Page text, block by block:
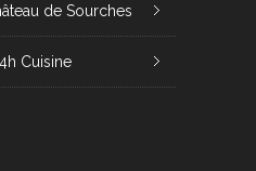
de Sourches
Cuisine